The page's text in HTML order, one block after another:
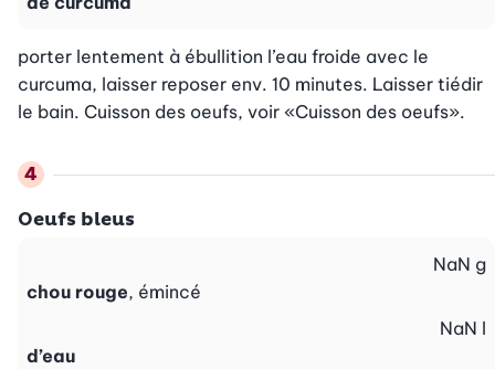
porter lentement à ébullition l’eau froide avec le
curcuma, laisser reposer env. 10 minutes. Laisser tiédir
le bain. Cuisson des oeufs, voir «Cuisson des oeufs».
Oeufs bleus
chou rouge, émincé
NaN g
d’eau
NaN l